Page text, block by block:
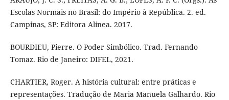
Escolas Normais no Brasil: do Império à República. 2. ed.
Campinas, SP: Editora Alínea. 2017.
BOURDIEU, Pierre. O Poder Simbólico. Trad. Fernando
Tomaz. Rio de Janeiro: DIFEL, 2021.
CHARTIER, Roger. A história cultural: entre práticas e
representações. Tradução de Maria Manuela Galhardo. Rio